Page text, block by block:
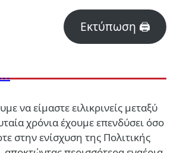
Εκτύπωση 🖨
να είμαστε ειλικρινείς μεταξύ
χρόνια έχουμε επενδύσει όσο
στην ενίσχυση της Πολιτικής